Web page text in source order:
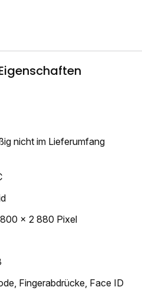
nicht im Lieferumfang
x 2 880 Pixel
Fingerabdrücke, Face ID